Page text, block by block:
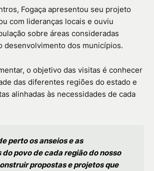
Fogaça apresentou seu projeto
com lideranças locais e ouviu
sobre áreas consideradas
desenvolvimento dos municípios.
o objetivo das visitas é conhecer
das diferentes regiões do estado e
alinhadas às necessidades de cada
perto os anseios e as
povo de cada região do nosso
propostas e projetos que